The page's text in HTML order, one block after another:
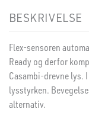
BESKRIVELSE
Flex-sensoren
Ready og derfor
Casambi-drevne lys.
lysstyrken.
alternativ.